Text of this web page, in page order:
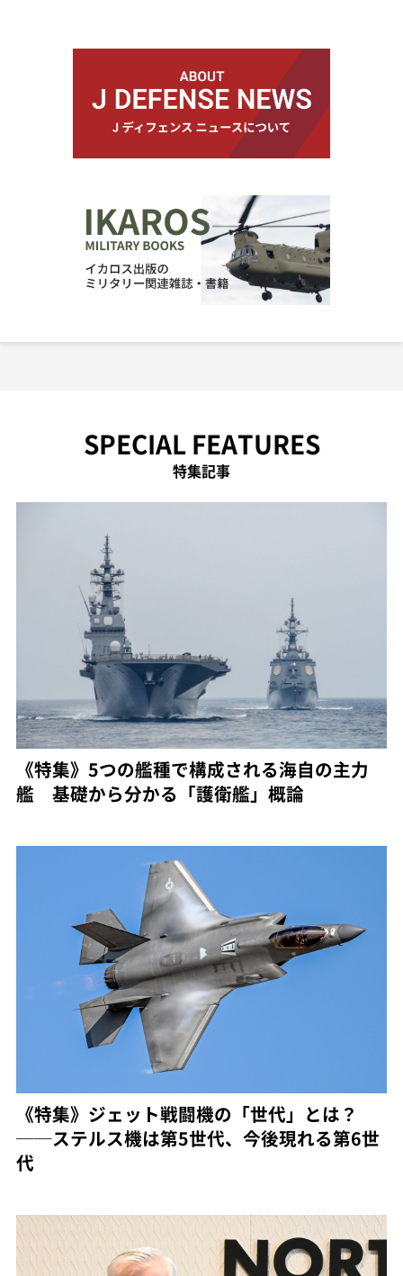
SPECIAL FEATURES
特集記事
《特集》5つの艦種で構成される海自の主力
艦 基礎から分かる「護衛艦」概論
《特集》ジェット戦闘機の「世代」とは？
──ステルス機は第5世代、今後現れる第6世
代